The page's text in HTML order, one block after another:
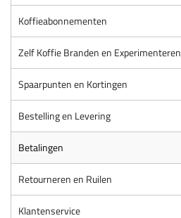
Koffieabonnementen
Zelf Koffie Branden en Experimenteren
Spaarpunten en Kortingen
Bestelling en Levering
Betalingen
Retourneren en Ruilen
Klantenservice